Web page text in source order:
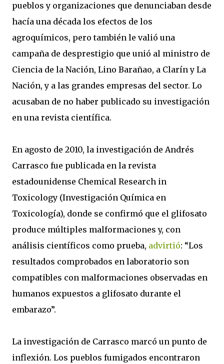
pueblos y organizaciones que denunciaban desde
hacía una década los efectos de los
agroquímicos, pero también le valió una
campaña de desprestigio que unió al ministro de
Ciencia de la Nación, Lino Barañao, a Clarín y La
Nación, y a las grandes empresas del sector. Lo
acusaban de no haber publicado su investigación
en una revista científica.
En agosto de 2010, la investigación de Andrés
Carrasco fue publicada en la revista
estadounidense Chemical Research in
Toxicology (Investigación Química en
Toxicología), donde se confirmó que el glifosato
produce múltiples malformaciones y, con
análisis científicos como prueba, advirtió: “Los
resultados comprobados en laboratorio son
compatibles con malformaciones observadas en
humanos expuestos a glifosato durante el
embarazo”.
La investigación de Carrasco marcó un punto de
inflexión. Los pueblos fumigados encontraron